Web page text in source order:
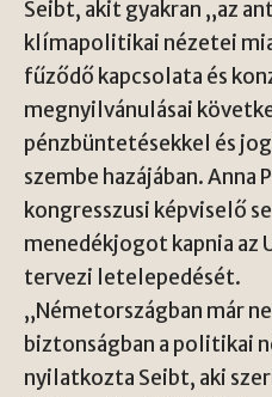
Seibt, akit gyakran „az
klímapolitikai nézetei
fűződő kapcsolata és
megnyilvánulásai
pénzbüntetésekkel és
szembe hazájában. Anna
kongresszusi képviselő
menedékjogot kapnia az
tervezi letelepedését.
„Németországban már
biztonságban a politikai
nyilatkozta Seibt, aki